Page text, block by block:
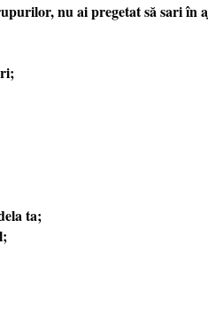
nu ai pregetat să sari în
ta;